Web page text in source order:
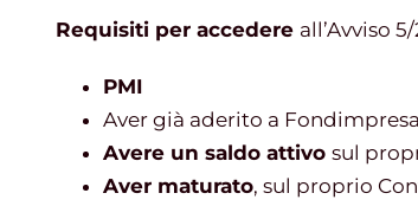
Requisiti per accedere all’Avviso
PMI
Aver già aderito a Fondimpresa
Avere un saldo attivo sul
Aver maturato, sul proprio